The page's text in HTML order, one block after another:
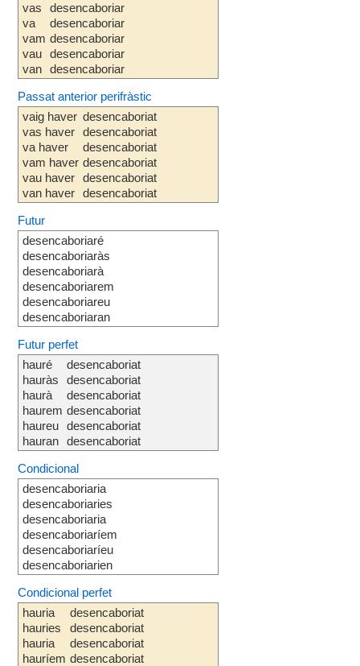
vas
va
vam
vau
van
desencaboriar
desencaboriar
desencaboriar
desencaboriar
desencaboriar
Passat anterior perifràstic
vaig haver
vas haver
va haver
vam haver
vau haver
van haver
desencaboriat
desencaboriat
desencaboriat
desencaboriat
desencaboriat
desencaboriat
Futur
desencaboriaré
desencaboriaràs
desencaboriarà
desencaboriarem
desencaboriareu
desencaboriaran
Futur perfet
hauré
hauràs
haurà
haurem
haureu
hauran
desencaboriat
desencaboriat
desencaboriat
desencaboriat
desencaboriat
desencaboriat
Condicional
desencaboriaria
desencaboriaries
desencaboriaria
desencaboriaríem
desencaboriaríeu
desencaboriarien
Condicional perfet
hauria
hauries
hauria
hauríem
desencaboriat
desencaboriat
desencaboriat
desencaboriat